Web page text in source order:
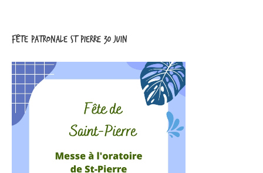
Fête patronale St Pierre 30 juin